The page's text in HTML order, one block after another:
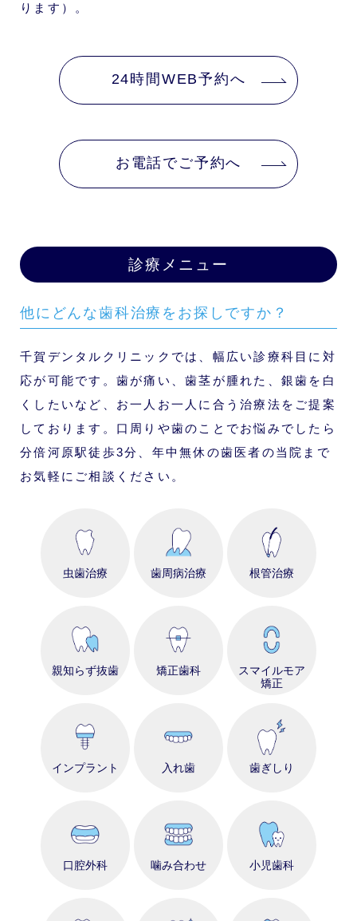
ります）。
24時間WEB予約へ
お電話でご予約へ
診療メニュー
他にどんな歯科治療をお探しですか？
千賀デンタルクリニックでは、幅広い診療科目に対
応が可能です。歯が痛い、歯茎が腫れた、銀歯を白
くしたいなど、お一人お一人に合う治療法をご提案
しております。口周りや歯のことでお悩みでしたら
分倍河原駅徒歩3分、年中無休の歯医者の当院まで
お気軽にご相談ください。
虫歯治療 歯周病治療 根管治療
親知らず抜歯 矯正歯科
スマイルモア
矯正
インプラント 入れ歯 歯ぎしり
口腔外科 噛み合わせ 小児歯科